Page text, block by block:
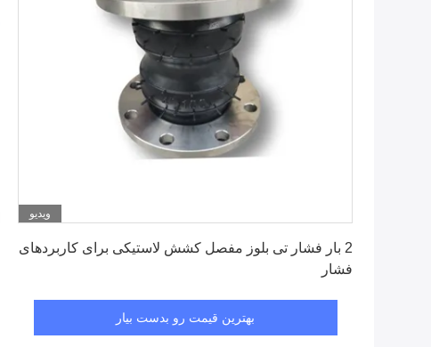
ویدیو
2 بار فشار تی بلوز مفصل کشش لاستیکی برای کاربردهای
فشار
بهترین قیمت رو بدست بیار